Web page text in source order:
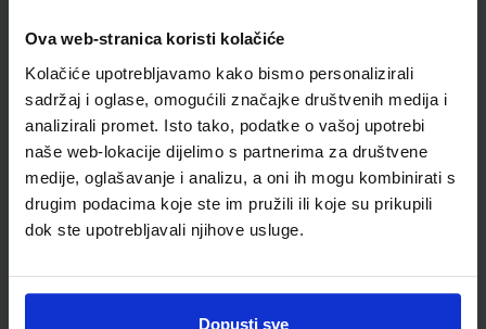
Ova web-stranica koristi kolačiće
Kolačiće upotrebljavamo kako bismo personalizirali
sadržaj i oglase, omogućili značajke društvenih medija i
analizirali promet. Isto tako, podatke o vašoj upotrebi
naše web-lokacije dijelimo s partnerima za društvene
medije, oglašavanje i analizu, a oni ih mogu kombinirati s
drugim podacima koje ste im pružili ili koje su prikupili
dok ste upotrebljavali njihove usluge.
Dopusti sve
Nastavni predmet
KEMIJA
Reg br min
7481-DOM